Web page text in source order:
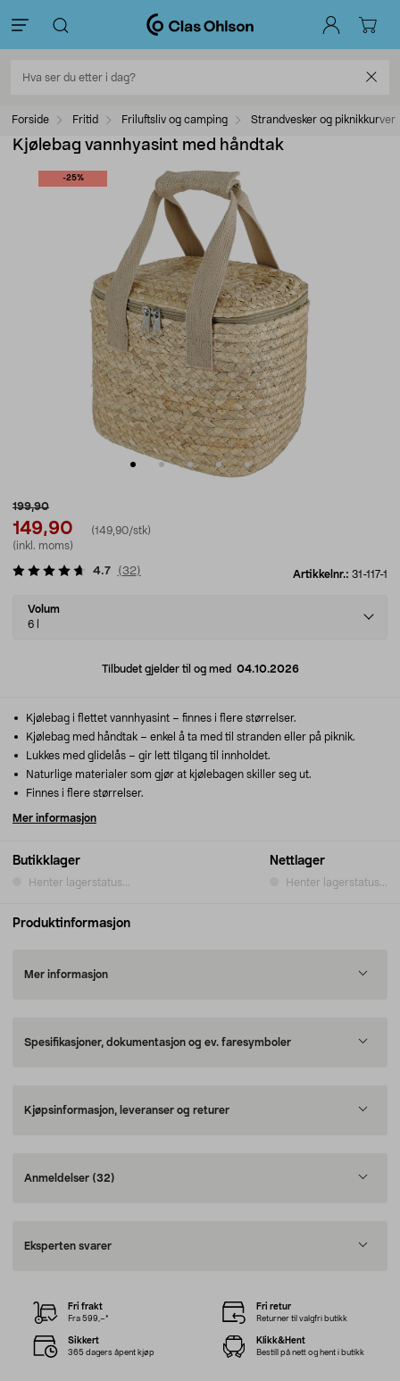
Forside Fritid Friluftsliv og camping Strandvesker og piknikkurver
Kjølebag vannhyasint med håndtak
-25%
199,90
149,90
(149,90/stk)
(inkl. moms)
Artikkelnr.: 31-117-1
4.7 (32)
Select
variant
Volum
6 l
Tilbudet gjelder til og med 04.10.2026
Butikklager
Henter lagerstatus...
Nettlager
Henter lagerstatus...
Kjølebag i flettet vannhyasint – finnes i flere størrelser.
Kjølebag med håndtak – enkel å ta med til stranden eller på piknik.
Lukkes med glidelås – gir lett tilgang til innholdet.
Naturlige materialer som gjør at kjølebagen skiller seg ut.
Finnes i flere størrelser.
Mer informasjon
Produktinformasjon
Mer informasjon
Spesifikasjoner, dokumentasjon og ev. faresymboler
Kjøpsinformasjon, leveranser og returer
Anmeldelser (32)
Eksperten svarer
Fri frakt
Fra 599,–*
Fri retur
Returner til valgfri butikk
Sikkert
365 dagers åpent kjøp
Klikk&Hent
Bestill på nett og hent i butikk